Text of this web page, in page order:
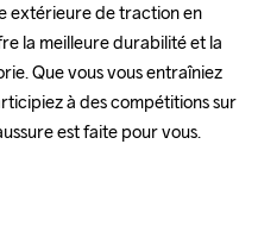
extérieure de traction en
la meilleure durabilité et la
Que vous vous entraîniez
à des compétitions sur
est faite pour vous.